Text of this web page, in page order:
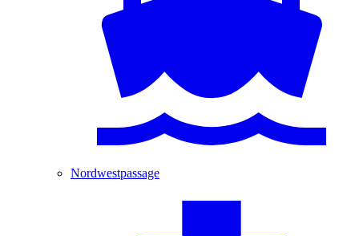
Nordwestpassage